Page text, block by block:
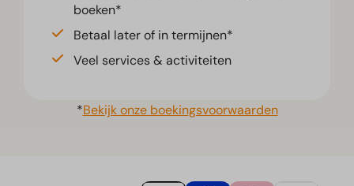
boeken*
Betaal later of in termijnen*
Veel services & activiteiten
*Bekijk onze boekingsvoorwaarden